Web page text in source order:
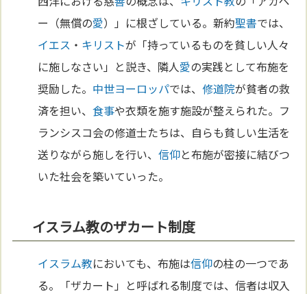
ー（無償の愛）」に根ざしている。新約聖書では、
イエス ・ キリストが「持っているものを貧しい人々
に施しなさい」と説き、隣人愛の実践として布施を
奨励した。 中世ヨーロッパでは、修道院が貧者の救
済を担い、食事や衣類を施す施設が整えられた。フ
ランシスコ会の修道士たちは、自らも貧しい生活を
送りながら施しを行い、信仰と布施が密接に結びつ
いた社会を築いていった。
イスラム教のザカート制度
イスラム教においても、布施は信仰の柱の一つであ
る。「ザカート」と呼ばれる制度では、信者は収入